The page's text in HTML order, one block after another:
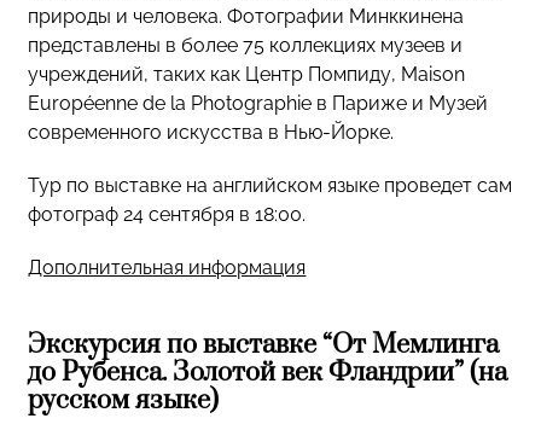
природы и человека. Фотографии Минккинена
представлены в более 75 коллекциях музеев и
учреждений, таких как Центр Помпиду, Maison
Européenne de la Photographie в Париже и Музей
современного искусства в Нью-Йорке.
Тур по выставке на английском языке проведет сам
фотограф 24 сентября в 18:00.
Дополнительная информация
Экскурсия по выставке “От Мемлинга
до Рубенса. Золотой век Фландрии” (на
русском языке)